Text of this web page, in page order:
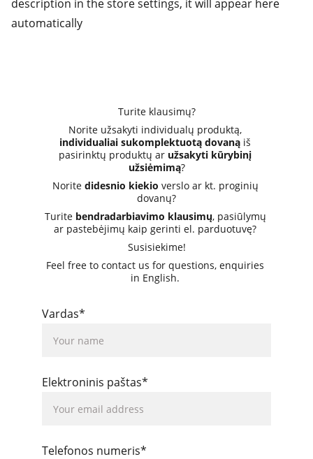
description in the store settings, it will appear here
automatically
Turite klausimų?
Norite užsakyti individualų produktą,
individualiai sukomplektuotą dovaną iš
pasirinktų produktų ar užsakyti kūrybinį
užsiėmimą?
Norite didesnio kiekio verslo ar kt. proginių
dovanų?
Turite bendradarbiavimo klausimų, pasiūlymų
ar pastebėjimų kaip gerinti el. parduotuvę?
Susisiekime!
Feel free to contact us for questions, enquiries
in English.
Vardas*
Elektroninis paštas*
Telefonos numeris*